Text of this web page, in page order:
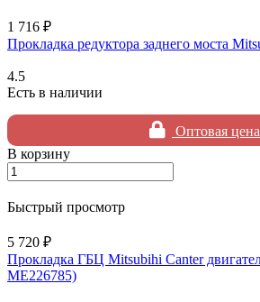
1 716 ₽
Прокладка редуктора заднего моста
4.5
Есть в наличии
Оптовая цена
В корзину
Быстрый просмотр
5 720 ₽
Прокладка ГБЦ Mitsubihi Canter
ME226785)